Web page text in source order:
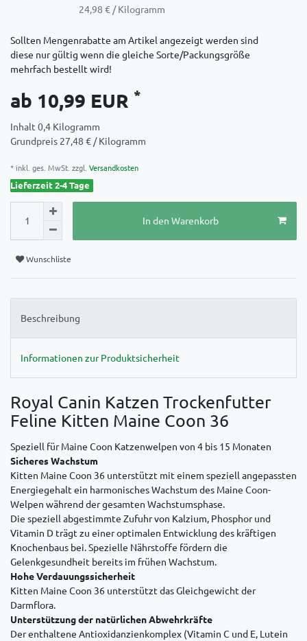
24,98 € / Kilogramm
Sollten Mengenrabatte am Artikel angezeigt werden sind
diese nur gültig wenn die gleiche Sorte/Packungsgröße
mehrfach bestellt wird!
ab 10,99 EUR *
Inhalt 0,4 Kilogramm
Grundpreis 27,48 € / Kilogramm
* inkl. ges. MwSt. zzgl. Versandkosten
Lieferzeit 2-4 Tage
In den Warenkorb
Wunschliste
Beschreibung
Informationen zur Produktsicherheit
Royal Canin Katzen Trockenfutter
Feline Kitten Maine Coon 36
Speziell für Maine Coon Katzenwelpen von 4 bis 15 Monaten
Sicheres Wachstum
Kitten Maine Coon 36 unterstützt mit einem speziell angepassten
Energiegehalt ein harmonisches Wachstum des Maine Coon-
Welpen während der gesamten Wachstumsphase.
Die speziell abgestimmte Zufuhr von Kalzium, Phosphor und
Vitamin D trägt zu einer optimalen Entwicklung des kräftigen
Knochenbaus bei. Spezielle Nährstoffe fördern die
Gelenkgesundheit bereits im frühen Wachstum.
Hohe Verdauungssicherheit
Kitten Maine Coon 36 unterstützt das Gleichgewicht der
Darmflora.
Unterstützung der natürlichen Abwehrkräfte
Der enthaltene Antioxidanzienkomplex (Vitamin C und E, Lutein